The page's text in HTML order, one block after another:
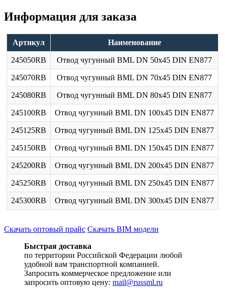
Информация для заказа
Артикул Наименование
245050RB Отвод чугунный BML DN 50х45 DIN EN877
245070RB Отвод чугунный BML DN 70х45 DIN EN877
245080RB Отвод чугунный BML DN 80х45 DIN EN877
245100RB Отвод чугунный BML DN 100х45 DIN EN877
245125RB Отвод чугунный BML DN 125х45 DIN EN877
245150RB Отвод чугунный BML DN 150х45 DIN EN877
245200RB Отвод чугунный BML DN 200х45 DIN EN877
245250RB Отвод чугунный BML DN 250х45 DIN EN877
245300RB Отвод чугунный BML DN 300х45 DIN EN877
Скачать оптовый прайс Скачать BIM модели
Быстрая доставка
по территории Российской Федерации любой
удобной вам транспортной компанией.
Запросить коммерческое предложение или
запросить оптовую цену: mail@russml.ru